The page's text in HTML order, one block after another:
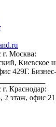
Москва:
Киевское
429Г.
Краснодар:
2 этаж, офис